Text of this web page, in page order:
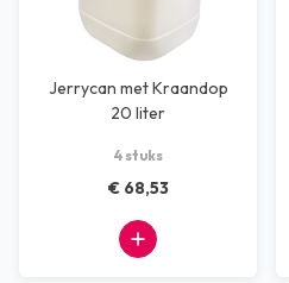
Jerrycan met Kraandop
20 liter
4 stuks
€ 68,53